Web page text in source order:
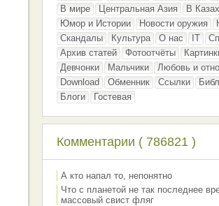
В мире
Центральная Азия В
Юмор и Истории
Новости оружия
Скандалы
Культура О нас IT
Архив статей
Фотоотчёты
Девчонки
Мальчики Любовь и
Download
Обменник Ссылки
Блоги
Гостевая
Комментарии ( 786821 )
А кто напал то, непонятно
Что с планетой не так последнее
массовый свист фляг